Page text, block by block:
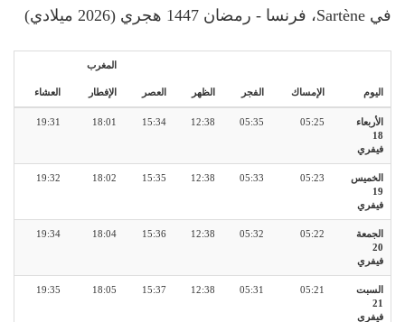
في Sartène، فرنسا - رمضان 1447 هجري (2026 ميلادي)
اليوم الإمساك الفجر الظهر العصر
المغرب
الإفطار العشاء
الأربعاء
18
فيفري
05:25
05:35
12:38
15:34
18:01
19:31
الخميس
19
فيفري
05:23
05:33
12:38
15:35
18:02
19:32
الجمعة
20
فيفري
05:22
05:32
12:38
15:36
18:04
19:34
السبت
21
فيفري
05:21
05:31
12:38
15:37
18:05
19:35